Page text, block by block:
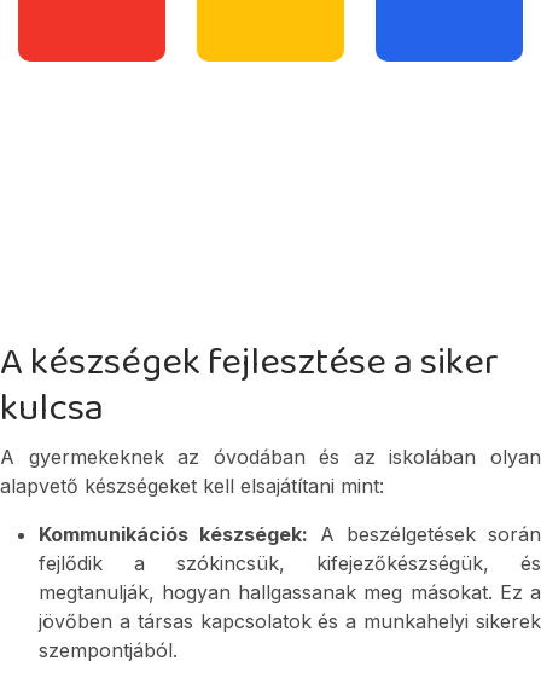
A készségek fejlesztése a siker
kulcsa
A gyermekeknek az óvodában és az iskolában olyan
alapvető készségeket kell elsajátítani mint:
Kommunikációs készségek: A beszélgetések során
fejlődik a szókincsük, kifejezőkészségük, és
megtanulják, hogyan hallgassanak meg másokat. Ez a
jövőben a társas kapcsolatok és a munkahelyi sikerek
szempontjából.